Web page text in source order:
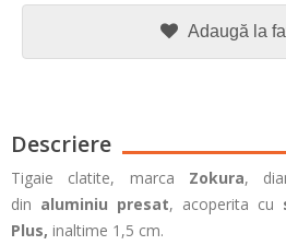
Adaugă la
Descriere
Tigaie clatite, marca Zokura,
din aluminiu presat, acoperita cu
Plus, inaltime 1,5 cm.